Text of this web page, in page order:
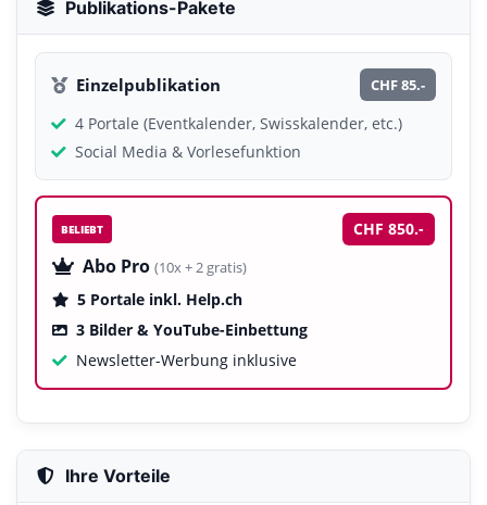
Publikations-Pakete
Einzelpublikation CHF 85.-
4 Portale (Eventkalender, Swisskalender, etc.)
Social Media & Vorlesefunktion
BELIEBT CHF 850.-
Abo Pro (10x + 2 gratis)
5 Portale inkl. Help.ch
3 Bilder & YouTube-Einbettung
Newsletter-Werbung inklusive
Ihre Vorteile